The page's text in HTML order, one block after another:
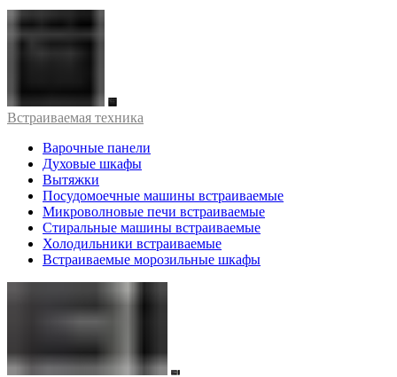
Встраиваемая техника
Варочные панели
Духовые шкафы
Вытяжки
Посудомоечные машины встраиваемые
Микроволновые печи встраиваемые
Стиральные машины встраиваемые
Холодильники встраиваемые
Встраиваемые морозильные шкафы